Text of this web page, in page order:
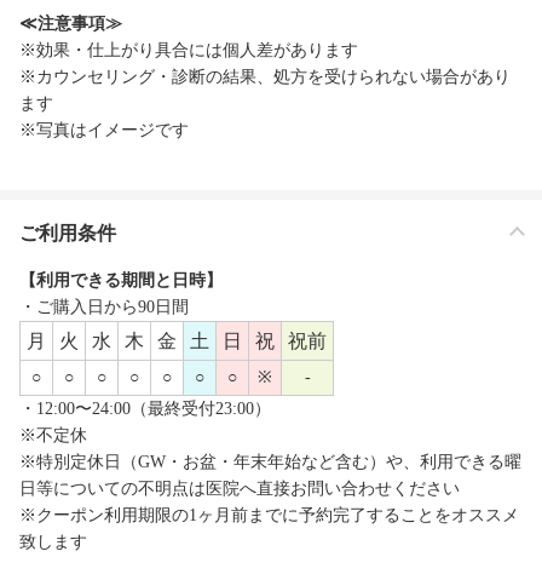
≪注意事項≫
※効果・仕上がり具合には個人差があります
※カウンセリング・診断の結果、処方を受けられない場合があり
ます
※写真はイメージです
ご利用条件
【利用できる期間と日時】
・ご購入日から90日間
月 火 水 木 金 土 日 祝 祝前
○ ○ ○ ○ ○ ○ ○ ※
-
・12:00〜24:00（最終受付23:00）
※不定休
※特別定休日（GW・お盆・年末年始など含む）や、利用できる曜
日等についての不明点は医院へ直接お問い合わせください
※クーポン利用期限の1ヶ月前までに予約完了することをオススメ
致します